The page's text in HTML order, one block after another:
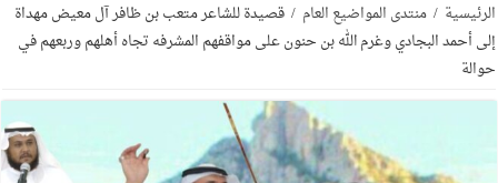
الرئيسية / منتدى المواضيع العام / قصيدة للشاعر متعب بن ظافر آل معيض مهداة
إلى أحمد البجادي وغرم الله بن حنون على مواقفهم المشرفه تجاه أهلهم وربعهم في
حوالة